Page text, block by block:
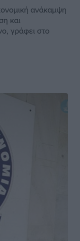
ανάκαμψη
και
γράφει στο